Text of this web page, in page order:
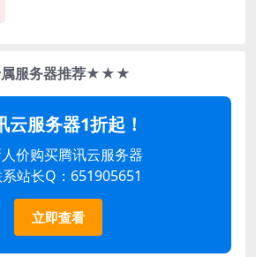
服务器推荐★★★
云服务器1折起！
价购买腾讯云服务器
站长Q：651905651
立即查看